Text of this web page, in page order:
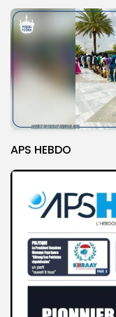
APS HEBDO